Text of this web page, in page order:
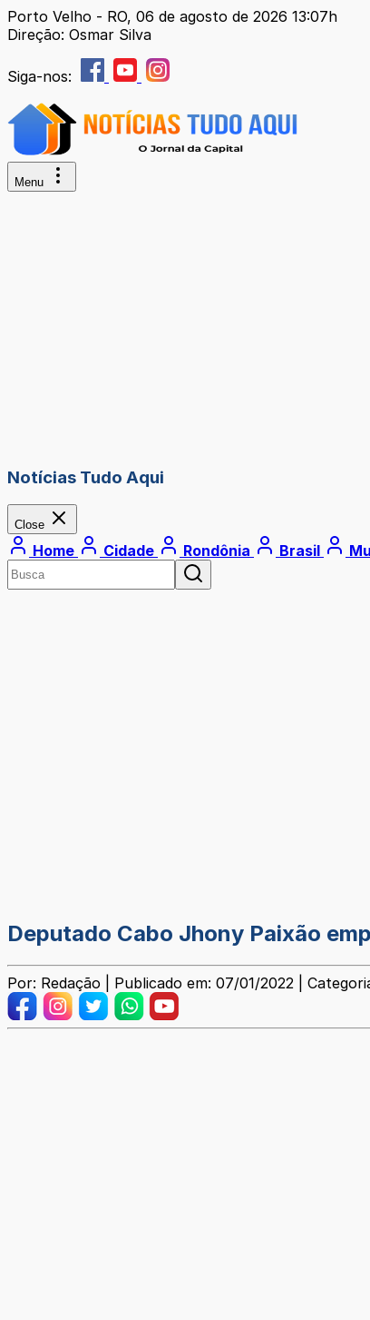
Porto Velho - RO, 06 de agosto de 2026 13:07h
Direção: Osmar Silva
Siga-nos:
Menu
Notícias Tudo Aqui
Close
Home Cidade Rondônia Brasil
Deputado Cabo Jhony Paixão
Por: Redação | Publicado em: 07/01/2022 |